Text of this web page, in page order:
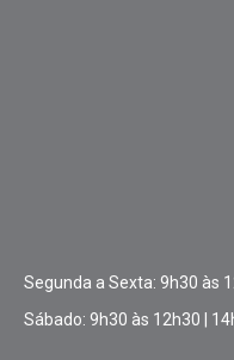
Segunda a Sexta: 9h30 às
Sábado: 9h30 às 12h30 |